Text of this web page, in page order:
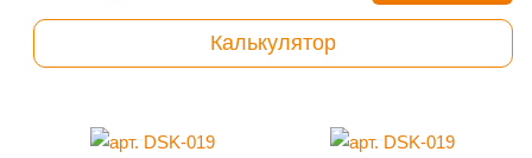
Калькулятор